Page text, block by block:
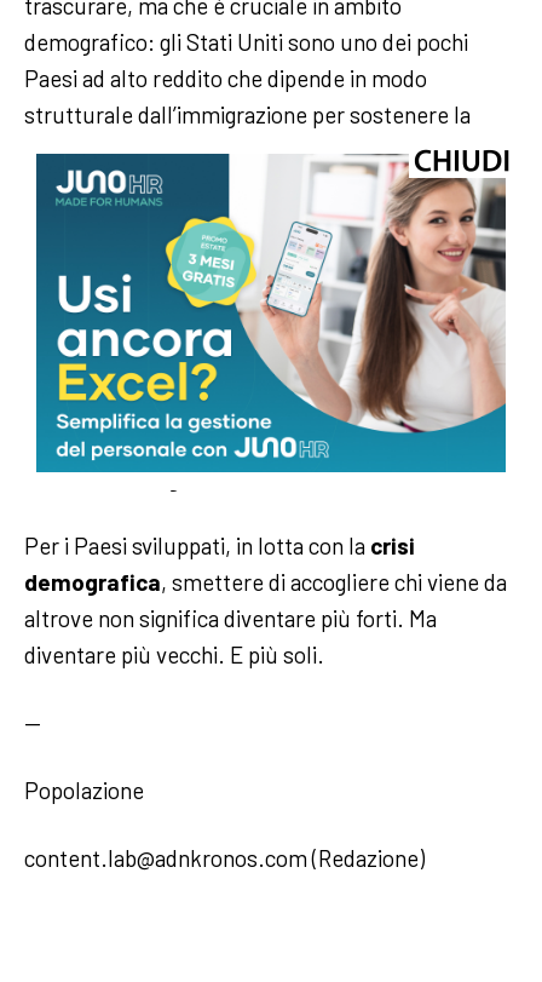
demografico: gli Stati Uniti sono uno dei pochi
Paesi ad alto reddito che dipende in modo
strutturale dall’immigrazione per sostenere la
propriacrescita demografica
(ne parliamo in
questo articolo
su come sono cambiati gli States
dal primo al secondo mandato Trump). Iltasso di
americano è sotto il livello di sostituzione
da anni: senza flussi migratori, la popolazione in
età lavorativa si riduce, il sistema pensionistico si
incrina, l’economia rallenta. Il discorso è analogo,
ma diverso da quello dell’Italia dove i flussi
migratori contengono, ma non annullano, il
declino demografico.
Per i Paesi sviluppati, in lotta con la crisi
demografica, smettere di accogliere chi viene da
altrove non significa diventare più forti. Ma
diventare più vecchi. E più soli.
—
Popolazione
content.lab@adnkronos.com (Redazione)